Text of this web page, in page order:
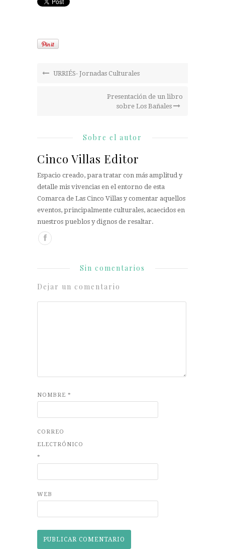
URRIÉS- Jornadas Culturales
Presentación de un libro
sobre Los Bañales
Sobre el autor
Cinco Villas Editor
Espacio creado, para tratar con más amplitud y
detalle mis vivencias en el entorno de esta
Comarca de Las Cinco Villas y comentar aquellos
eventos, principalmente culturales, acaecidos en
nuestros pueblos y dignos de resaltar.
Sin comentarios
Dejar un comentario
NOMBRE *
CORREO
ELECTRÓNICO
*
WEB